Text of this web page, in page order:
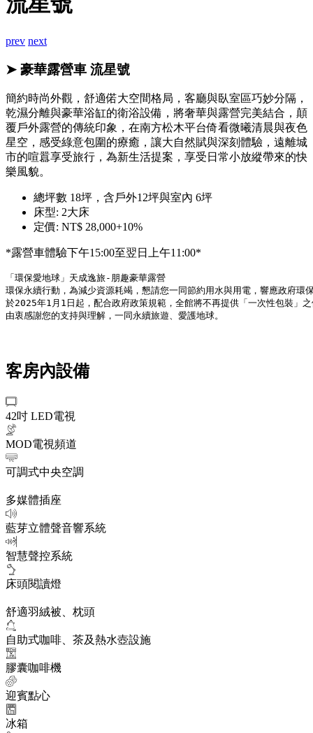
prev next
➤ 豪華露營車 流星號
簡約時尚外觀，舒適偌大空間格局，客廳與臥室區巧妙分隔，
乾濕分離與豪華浴缸的衛浴設備，將奢華與露營完美結合，顛
覆戶外露營的傳統印象，在南方松木平台倚看微曦清晨與夜色
星空，感受綠意包圍的療癒，讓大自然賦與深刻體驗，遠離城
市的喧囂享受旅行，為新生活提案，享受日常小放縱帶來的快
樂風貌。
總坪數 18坪，含戶外12坪與室內 6坪
床型: 2大床
定價: NT$ 28,000+10%
*露營車體驗下午15:00至翌日上午11:00*
「環保愛地球」天成逸旅-朋趣豪華露營
環保永續行動，為減少資源耗竭，懇請您一同節約用水與用電，響應政府環
於2025年1月1日起，配合政府政策規範，全館將不再提供「一次性包裝」
由衷感謝您的支持與理解，一同永續旅遊、愛護地球。
客房內設備
42吋 LED電視
MOD電視頻道
可調式中央空調
多媒體插座
藍芽立體聲音響系統
智慧聲控系統
床頭閱讀燈
舒適羽絨被、枕頭
自助式咖啡、茶及熱水壺設施
膠囊咖啡機
迎賓點心
冰箱